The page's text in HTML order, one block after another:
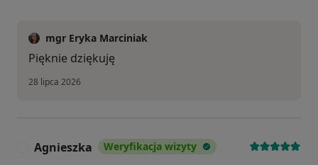
mgr Eryka Marciniak
Pięknie dziękuję
28 lipca 2026
Agnieszka Weryfikacja wizyty